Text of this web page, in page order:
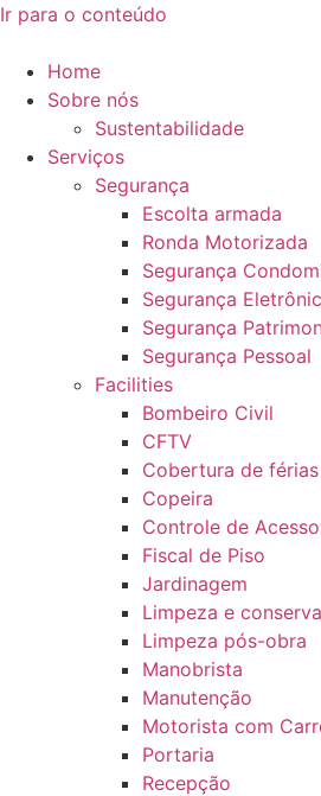
Ir para o conteúdo
Home
Sobre nós
Sustentabilidade
Serviços
Segurança
Escolta armada
Ronda Motorizada
Segurança
Segurança
Segurança
Segurança Pessoal
Facilities
Bombeiro Civil
CFTV
Cobertura de férias
Copeira
Controle de Acesso
Fiscal de Piso
Jardinagem
Limpeza e
Limpeza pós-obra
Manobrista
Manutenção
Motorista com
Portaria
Recepção